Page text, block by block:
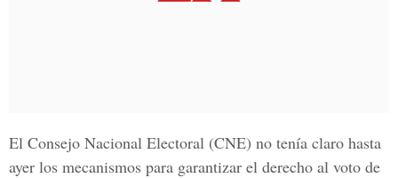
El Consejo Nacional Electoral (CNE) no tenía claro hasta
ayer los mecanismos para garantizar el derecho al voto de